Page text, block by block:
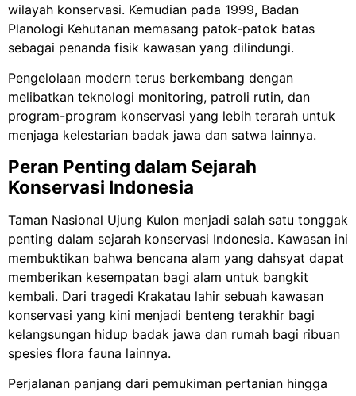
wilayah konservasi. Kemudian pada 1999, Badan
Planologi Kehutanan memasang patok-patok batas
sebagai penanda fisik kawasan yang dilindungi.
Pengelolaan modern terus berkembang dengan
melibatkan teknologi monitoring, patroli rutin, dan
program-program konservasi yang lebih terarah untuk
menjaga kelestarian badak jawa dan satwa lainnya.
Peran Penting dalam Sejarah
Konservasi Indonesia
Taman Nasional Ujung Kulon menjadi salah satu tonggak
penting dalam sejarah konservasi Indonesia. Kawasan ini
membuktikan bahwa bencana alam yang dahsyat dapat
memberikan kesempatan bagi alam untuk bangkit
kembali. Dari tragedi Krakatau lahir sebuah kawasan
konservasi yang kini menjadi benteng terakhir bagi
kelangsungan hidup badak jawa dan rumah bagi ribuan
spesies flora fauna lainnya.
Perjalanan panjang dari pemukiman pertanian hingga